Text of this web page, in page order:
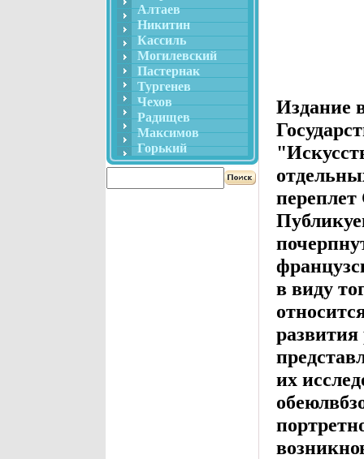
Алтаев
Никитин
Кассиль
Могилевский
Пастернак
Тургенев
Чехов
Радищев
Максимов
Горький
Издание
в виду
развития
их